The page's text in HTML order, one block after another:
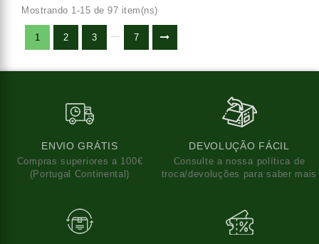
Mostrando 1-15 de 97 item(ns)
1 2 3 … 7
ENVIO GRÁTIS
Compras superiores a 100€
(Portugal Continental)
DEVOLUÇÃO FÁCIL
Consulte a nossa política de
troca/devoluções para saber mais